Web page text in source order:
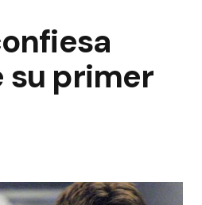
su primer